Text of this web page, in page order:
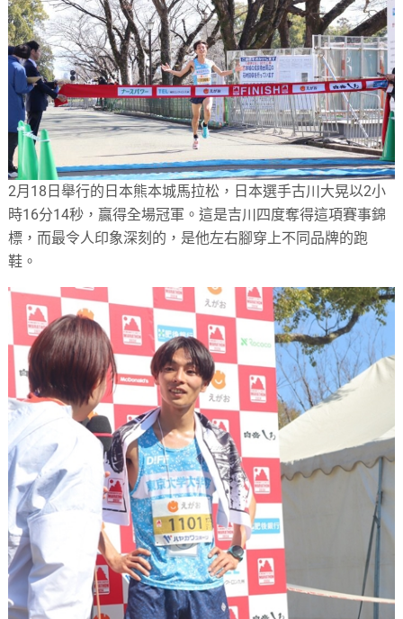
2月18日舉行的日本熊本城馬拉松，日本選手古川大晃以2小
時16分14秒，贏得全場冠軍。這是吉川四度奪得這項賽事錦
標，而最令人印象深刻的，是他左右腳穿上不同品牌的跑
鞋。